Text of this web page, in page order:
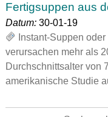
Fertigsuppen aus
Datum:30-01-19
Instant-Suppen
verursachen mehr als
Durchschnittsalter von
amerikanische Studie